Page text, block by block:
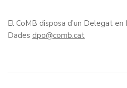
El CoMB disposa d’un Delegat
Dades dpo